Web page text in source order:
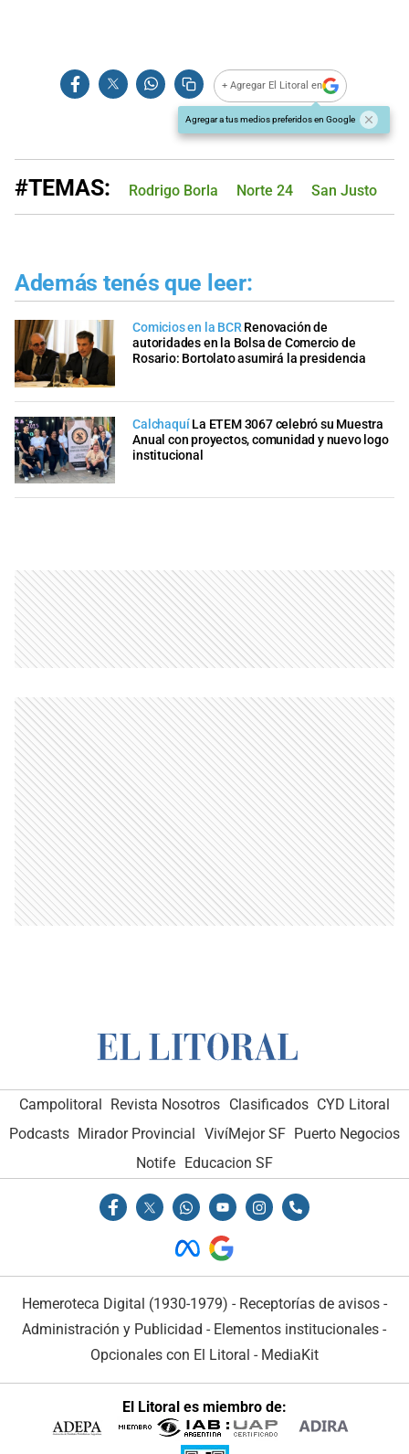
+ Agregar El Litoral en
Agregar a tus medios preferidos en Google
#TEMAS: Rodrigo Borla Norte 24 San Justo
Además tenés que leer:
Comicios en la BCR Renovación de
autoridades en la Bolsa de Comercio de
Rosario: Bortolato asumirá la presidencia
Calchaquí La ETEM 3067 celebró su Muestra
Anual con proyectos, comunidad y nuevo logo
institucional
Campolitoral Revista Nosotros Clasificados CYD Litoral
Podcasts Mirador Provincial VivíMejor SF Puerto Negocios
Notife Educacion SF
Hemeroteca Digital (1930-1979) - Receptorías de avisos -
Administración y Publicidad - Elementos institucionales -
Opcionales con El Litoral - MediaKit
El Litoral es miembro de: